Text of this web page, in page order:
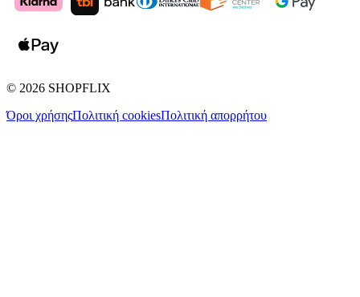
© 2026 SHOPFLIX
Όροι χρήσηςΠολιτική cookiesΠολιτική απορρήτου